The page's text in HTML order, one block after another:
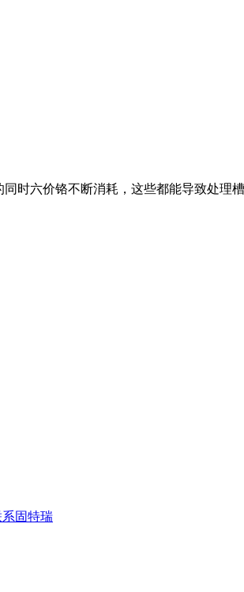
时六价铬不断消耗，这些都能导致处理
系固特瑞